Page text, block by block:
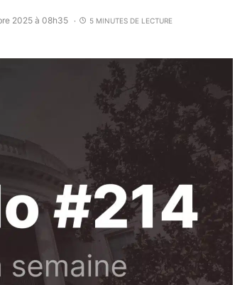
2025 à 08h35 5 MINUTES DE LECTURE